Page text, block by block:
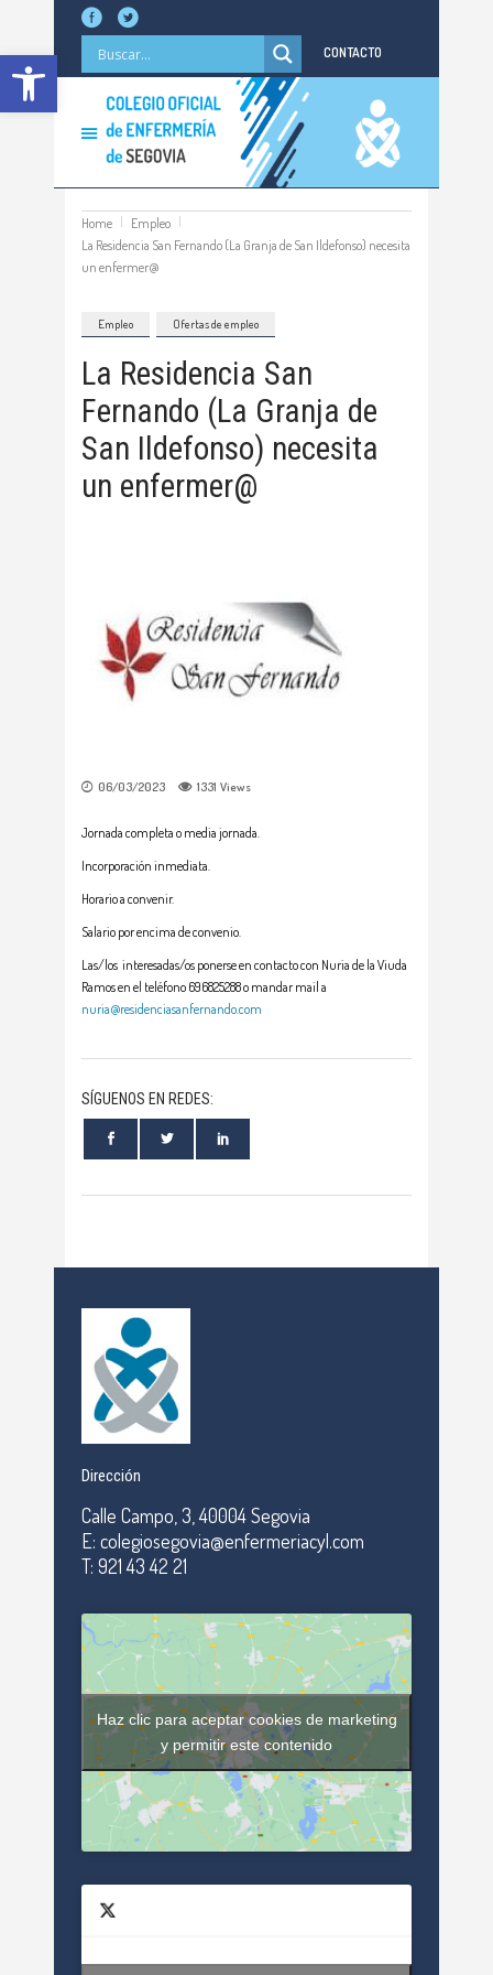
Abrir barra de herramientas CONTACTO
Home
Empleo
La Residencia San Fernando (La Granja de San Ildefonso) necesita
un enfermer@
Empleo Ofertas de empleo
La Residencia San
Fernando (La Granja de
San Ildefonso) necesita
un enfermer@
06/03/2023 1331 Views
Jornada completa o media jornada.
Incorporación inmediata.
Horario a convenir.
Salario por encima de convenio.
Las/los interesadas/os ponerse en contacto con Nuria de la Viuda
Ramos en el teléfono 696825288 o mandar mail a
nuria@residenciasanfernando.com
SÍGUENOS EN REDES:
Dirección
Calle Campo, 3, 40004 Segovia
E: colegiosegovia@enfermeriacyl.com
T: 921 43 42 21
Haz clic para aceptar cookies de marketing
y permitir este contenido